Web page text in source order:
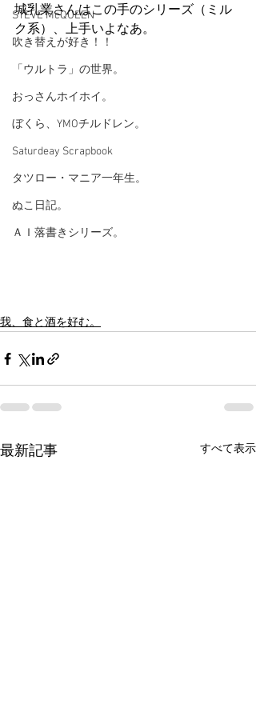
STEVE McQUEEN
吹き替えが好き！！
「ウルトラ」の世界。
おっさんホイホイ。
ぼくら、YMOチルドレン。
Saturdeay Scrapbook
タツロー・マニア一年生。
ぬこ日記。
ＡＩ落書きシリーズ。
城乳業さんはこの手のシリーズ（ミル
ク系）、上手いよなあ。
我、食と酒を好む。
最新記事 すべて表示